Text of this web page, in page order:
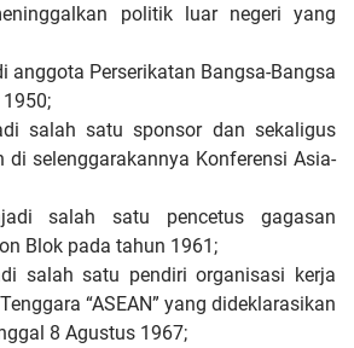
politik luar negeri yang
anggota Perserikatan Bangsa-Bangsa
salah satu sponsor dan sekaligus
di selenggarakannya Konferensi Asia-
salah satu pencetus gagasan
Blok pada tahun 1961;
salah satu pendiri organisasi kerja
“ASEAN” yang dideklarasikan
8 Agustus 1967;